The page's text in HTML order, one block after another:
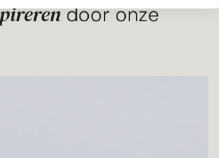
door onze